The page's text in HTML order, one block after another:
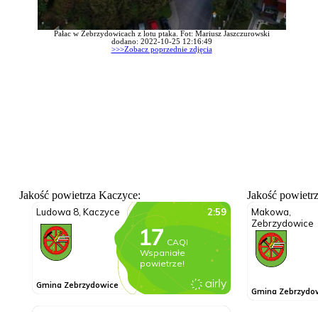
Pałac w Zebrzydowicach z lotu ptaka. Fot: Mariusz Jaszczurowski
dodano: 2022-10-25 12:16:49
>>>Zobacz poprzednie zdjęcia
Jakość powietrza Kaczyce: Jakość